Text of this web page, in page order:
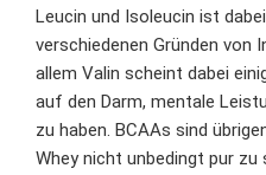
Leucin und Isoleucin ist
verschiedenen Gründen von
allem Valin scheint dabei
auf den Darm, mentale
zu haben. BCAAs sind
Whey nicht unbedingt pur zu